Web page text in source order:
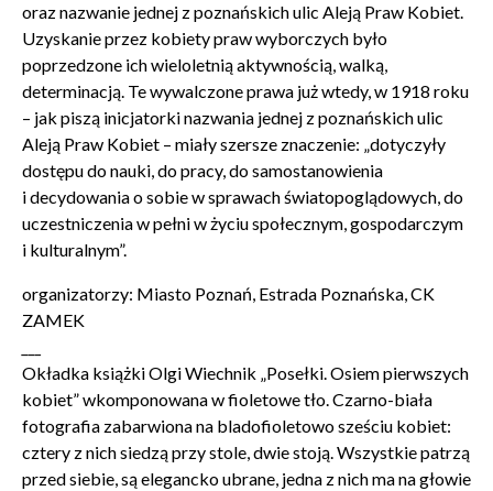
oraz nazwanie jednej z poznańskich ulic Aleją Praw Kobiet.
Uzyskanie przez kobiety praw wyborczych było
poprzedzone ich wieloletnią aktywnością, walką,
determinacją. Te wywalczone prawa już wtedy, w 1918 roku
– jak piszą inicjatorki nazwania jednej z poznańskich ulic
Aleją Praw Kobiet – miały szersze znaczenie: „dotyczyły
dostępu do nauki, do pracy, do samostanowienia
i decydowania o sobie w sprawach światopoglądowych, do
uczestniczenia w pełni w życiu społecznym, gospodarczym
i kulturalnym”.
organizatorzy: Miasto Poznań, Estrada Poznańska, CK
ZAMEK
Okładka książki Olgi Wiechnik „Posełki. Osiem pierwszych
kobiet” wkomponowana w fioletowe tło. Czarno-biała
fotografia zabarwiona na bladofioletowo sześciu kobiet:
cztery z nich siedzą przy stole, dwie stoją. Wszystkie patrzą
przed siebie, są elegancko ubrane, jedna z nich ma na głowie